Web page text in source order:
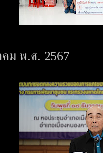
คม พ.ศ. 2567